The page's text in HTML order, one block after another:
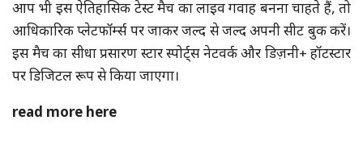
आप भी इस ऐतिहासिक टेस्ट मैच का लाइव गवाह बनना चाहते हैं, तो
आधिकारिक प्लेटफॉर्म्स पर जाकर जल्द से जल्द अपनी सीट बुक करें।
इस मैच का सीधा प्रसारण स्टार स्पोर्ट्स नेटवर्क और डिज़नी+ हॉटस्टार
पर डिजिटल रूप से किया जाएगा।
read more here